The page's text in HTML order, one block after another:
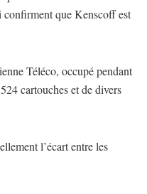
confirment que Kenscoff est
Téléco, occupé pendant
cartouches et de divers
l’écart entre les